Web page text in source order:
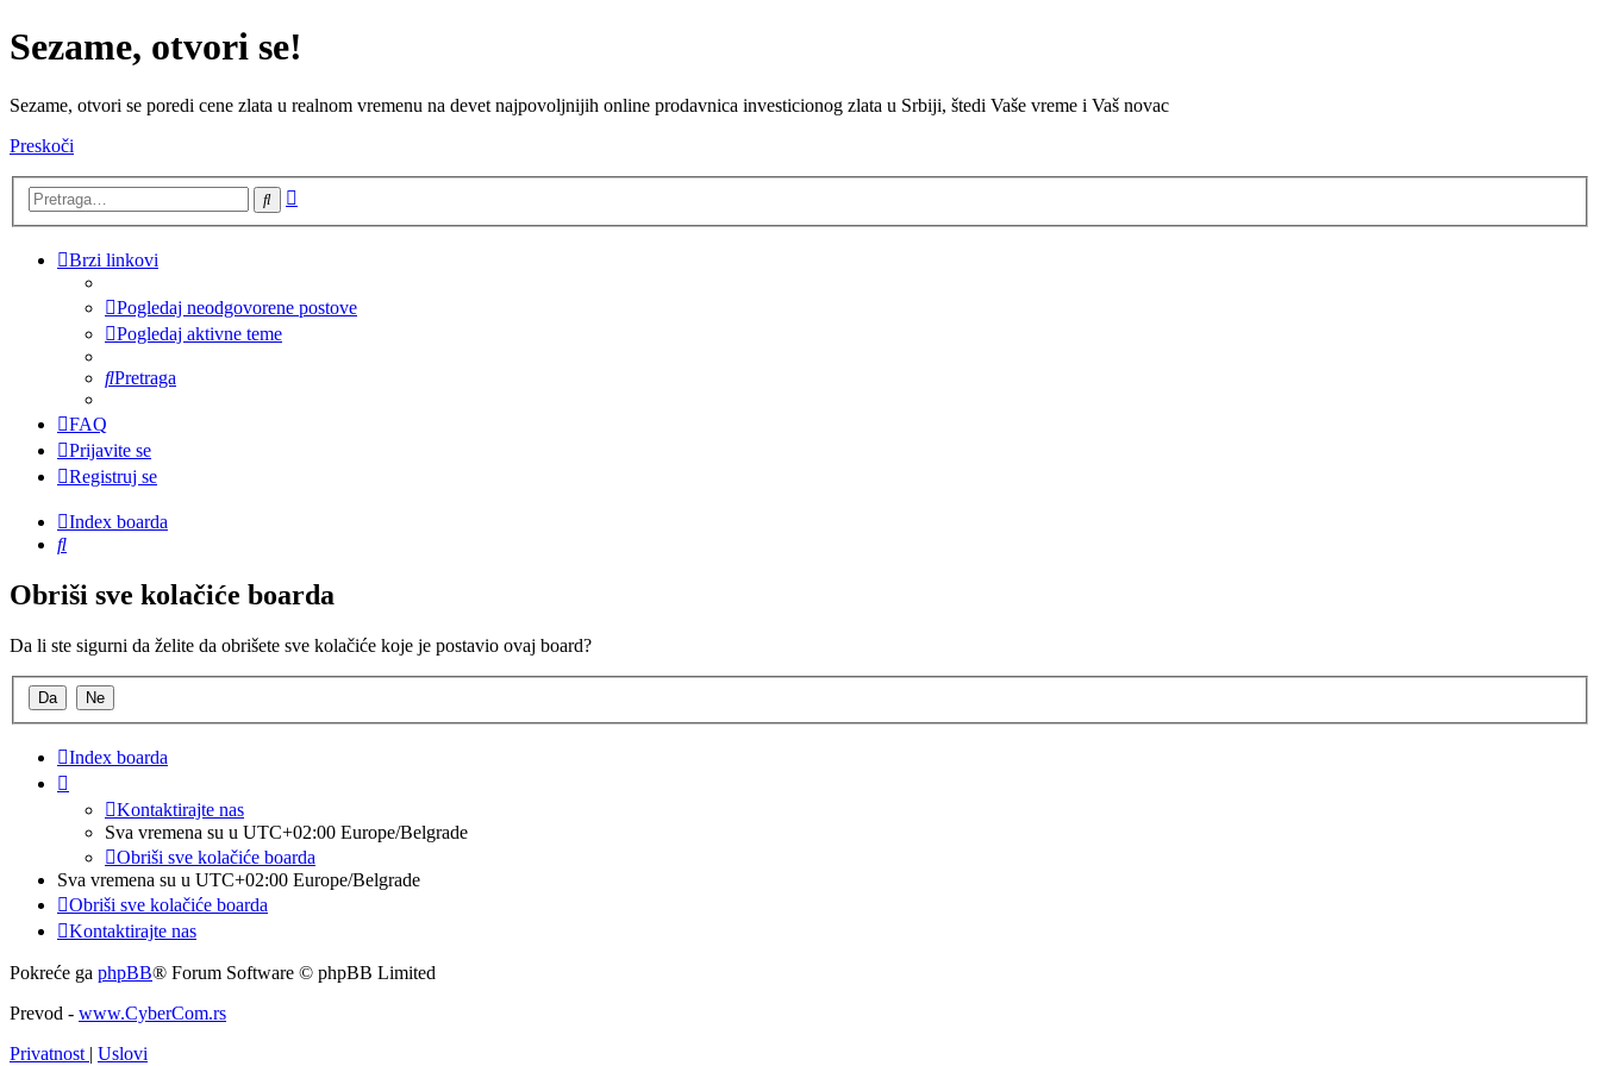
Sezame, otvori se!
Sezame, otvori se poredi cene zlata u realnom vremenu na devet najpovoljnijih online prodavnica investicionog zlata u Srbiji, štedi Vaše vreme i Vaš novac
Preskoči
Pretraga
Brzi linkovi
Pogledaj neodgovorene postove
Pogledaj aktivne teme
Pretraga
FAQ
Prijavite se
Registruj se
Index boarda
Pretraga
Obriši sve kolačiće boarda
Da li ste sigurni da želite da obrišete sve kolačiće koje je postavio ovaj board?
Index boarda
Kontaktirajte nas
Sva vremena su u UTC+02:00 Europe/Belgrade
Obriši sve kolačiće boarda
Sva vremena su u UTC+02:00 Europe/Belgrade
Obriši sve kolačiće boarda
Kontaktirajte nas
Pokreće ga phpBB® Forum Software © phpBB Limited
Prevod - www.CyberCom.rs
Privatnost | Uslovi